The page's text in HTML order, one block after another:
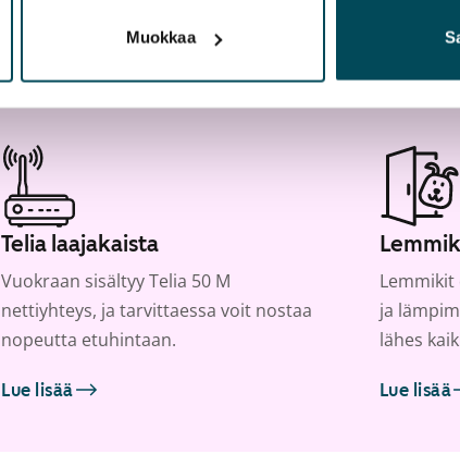
Muokkaa
Telia laajakaista
Vuokraan sisältyy Telia 50 M
nettiyhteys, ja tarvittaessa voit nostaa
nopeutta etuhintaan.
Lue lisää
ja
lähes
Lue lisää